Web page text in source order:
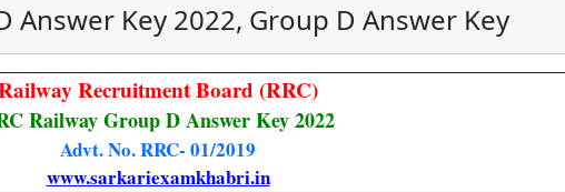
Answer Key 2022, Group D Answer Key
Recruitment Board (RRC)
Railway Group D Answer Key 2022
Advt. No. RRC- 01/2019
www.sarkariexamkhabri.in